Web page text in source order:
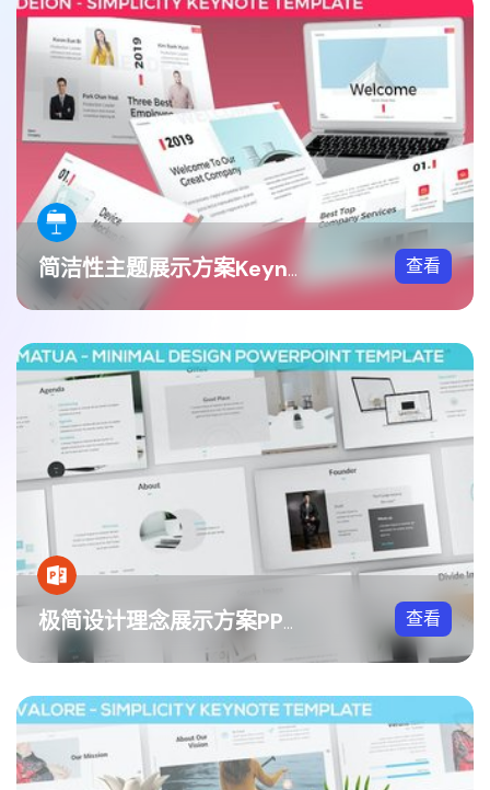
简洁性主题展示方案Keynote模板 查看
极简设计理念展示方案PPT模板 查看